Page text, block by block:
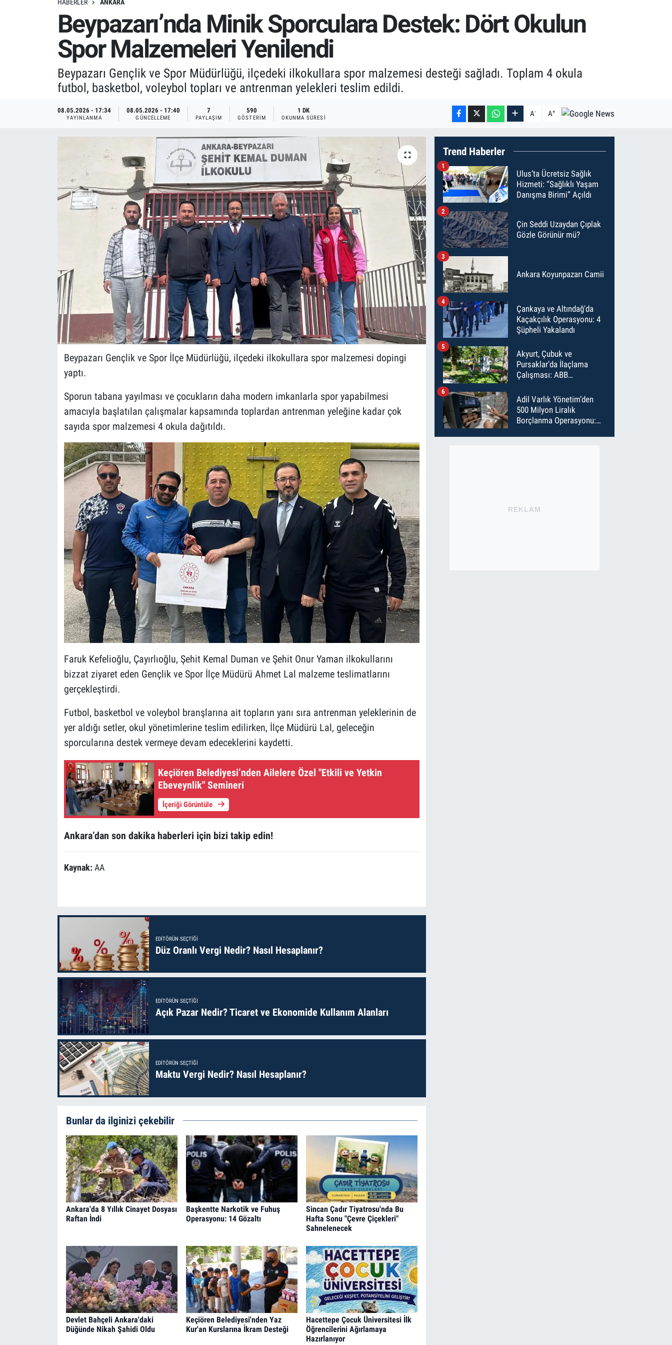
HABERLER ANKARA
Beypazarı’nda Minik Sporculara Destek: Dört Okulun
Spor Malzemeleri Yenilendi
Beypazarı Gençlik ve Spor Müdürlüğü, ilçedeki ilkokullara spor malzemesi desteği sağladı. Toplam 4 okula
futbol, basketbol, voleybol topları ve antrenman yelekleri teslim edildi.
08.05.2026 - 17:34
YAYINLANMA
08.05.2026 - 17:40
GÜNCELLEME
7
PAYLAŞIM
590
GÖSTERIM
1 DK
OKUNMA SÜRESI A- A+
Beypazarı Gençlik ve Spor İlçe Müdürlüğü, ilçedeki ilkokullara spor malzemesi dopingi
yaptı.
Sporun tabana yayılması ve çocukların daha modern imkanlarla spor yapabilmesi
amacıyla başlatılan çalışmalar kapsamında toplardan antrenman yeleğine kadar çok
sayıda spor malzemesi 4 okula dağıtıldı.
Faruk Kefelioğlu, Çayırlıoğlu, Şehit Kemal Duman ve Şehit Onur Yaman ilkokullarını
bizzat ziyaret eden Gençlik ve Spor İlçe Müdürü Ahmet Lal malzeme teslimatlarını
gerçekleştirdi.
Futbol, basketbol ve voleybol branşlarına ait topların yanı sıra antrenman yeleklerinin de
yer aldığı setler, okul yönetimlerine teslim edilirken, İlçe Müdürü Lal, geleceğin
sporcularına destek vermeye devam edeceklerini kaydetti.
Keçiören Belediyesi’nden Ailelere Özel "Etkili ve Yetkin
Ebeveynlik" Semineri
İçeriği Görüntüle
Ankara’dan son dakika haberleri için bizi takip edin!
Kaynak: AA
EDITÖRÜN SEÇTIĞI
Düz Oranlı Vergi Nedir? Nasıl Hesaplanır?
EDITÖRÜN SEÇTIĞI
Açık Pazar Nedir? Ticaret ve Ekonomide Kullanım Alanları
EDITÖRÜN SEÇTIĞI
Maktu Vergi Nedir? Nasıl Hesaplanır?
Bunlar da ilginizi çekebilir
Ankara'da 8 Yıllık Cinayet Dosyası
Raftan İndi
Başkentte Narkotik ve Fuhuş
Operasyonu: 14 Gözaltı
Sincan Çadır Tiyatrosu'nda Bu
Hafta Sonu "Çevre Çiçekleri"
Sahnelenecek
Devlet Bahçeli Ankara'daki
Düğünde Nikah Şahidi Oldu
Keçiören Belediyesi'nden Yaz
Kur'an Kurslarına İkram Desteği
Hacettepe Çocuk Üniversitesi İlk
Öğrencilerini Ağırlamaya
Hazırlanıyor
Trend Haberler
Ulus’ta Ücretsiz Sağlık
Hizmeti: “Sağlıklı Yaşam
Danışma Birimi” Açıldı
1
Çin Seddi Uzaydan Çıplak
Gözle Görünür mü?
2
Ankara Koyunpazarı Camii
3
Çankaya ve Altındağ'da
Kaçakçılık Operasyonu: 4
Şüpheli Yakalandı
4
Akyurt, Çubuk ve
Pursaklar’da İlaçlama
Çalışması: ABB
İlaçladı
5
Adil Varlık Yönetim’den
500 Milyon Liralık
Borçlanma Operasyonu:
6
REKLAM